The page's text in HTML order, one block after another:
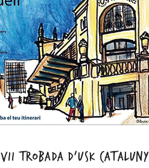
VII trobada d’USK